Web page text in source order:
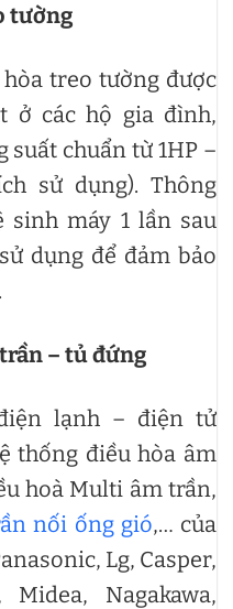
tường
treo tường được
ở các hộ gia đình,
chuẩn từ 1HP –
sử dụng). Thông
sinh máy 1 lần sau
dụng để đảm bảo
– tủ đứng
lạnh – điện tử
thống điều hòa âm
hoà Multi âm trần,
nối ống gió,… của
Lg, Casper,
Midea, Nagakawa,